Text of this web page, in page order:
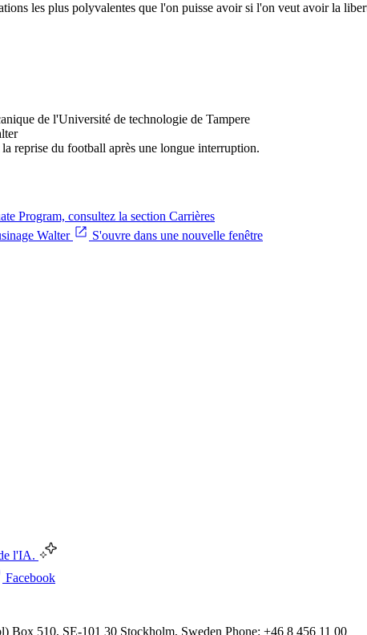
les plus polyvalentes que l'on puisse avoir si l'on veut avoir la
de l'Université de technologie de Tampere
reprise du football après une longue interruption.
Program, consultez la section Carrières
Walter
S'ouvre dans une nouvelle fenêtre
l'IA.
Facebook
510, SE-101 30 Stockholm, Sweden Phone: +46 8 456 11 00